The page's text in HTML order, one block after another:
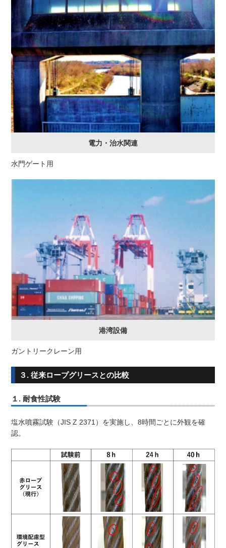
電力・治水関連
水門ゲート用
港湾設備
ガントリークレーン用
３. 従来ロープグリースとの比較
１. 耐食性試験
塩水噴霧試験（JIS Z 2371）を実施し、8時間ごとに外観を確
認。